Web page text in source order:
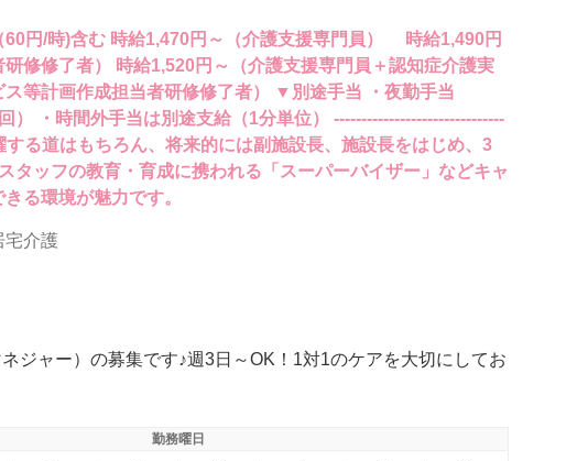
円/時)含む 時給1,470円～（介護支援専門員） 時給1,490円
修修了者） 時給1,520円～（介護支援専門員＋認知症介護実
等計画作成担当者研修修了者） ▼別途手当 ・夜勤手当
） ・時間外手当は別途支給（1分単位） -------------------------------
る道はもちろん、将来的には副施設長、施設長をはじめ、3
タッフの教育・育成に携われる「スーパーバイザー」などキャ
る環境が魅力です。
宅介護
ジャー）の募集です♪週3日～OK！1対1のケアを大切にしてお
勤務曜日